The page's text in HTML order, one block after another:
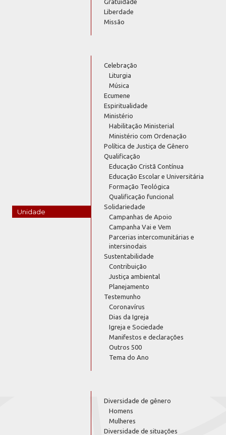
Gratuidade
Liberdade
Missão
Unidade
Celebração
Liturgia
Música
Ecumene
Espiritualidade
Ministério
Habilitação Ministerial
Ministério com Ordenação
Política de Justiça de Gênero
Qualificação
Educação Cristã Contínua
Educação Escolar e Universitária
Formação Teológica
Qualificação funcional
Solidariedade
Campanhas de Apoio
Campanha Vai e Vem
Parcerias intercomunitárias e
intersinodais
Sustentabilidade
Contribuição
Justiça ambiental
Planejamento
Testemunho
Coronavírus
Dias da Igreja
Igreja e Sociedade
Manifestos e declarações
Outros 500
Tema do Ano
Diversidade de gênero
Homens
Mulheres
Diversidade de situações